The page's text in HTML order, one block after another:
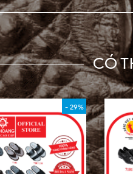
CÓ
- 29%